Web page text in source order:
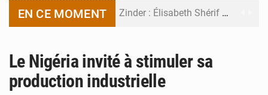
EN CE MOMENT Zinder : Élisabeth Shérif visite l’école Birni Garçon
Le Nigéria invité à stimuler sa
production industrielle